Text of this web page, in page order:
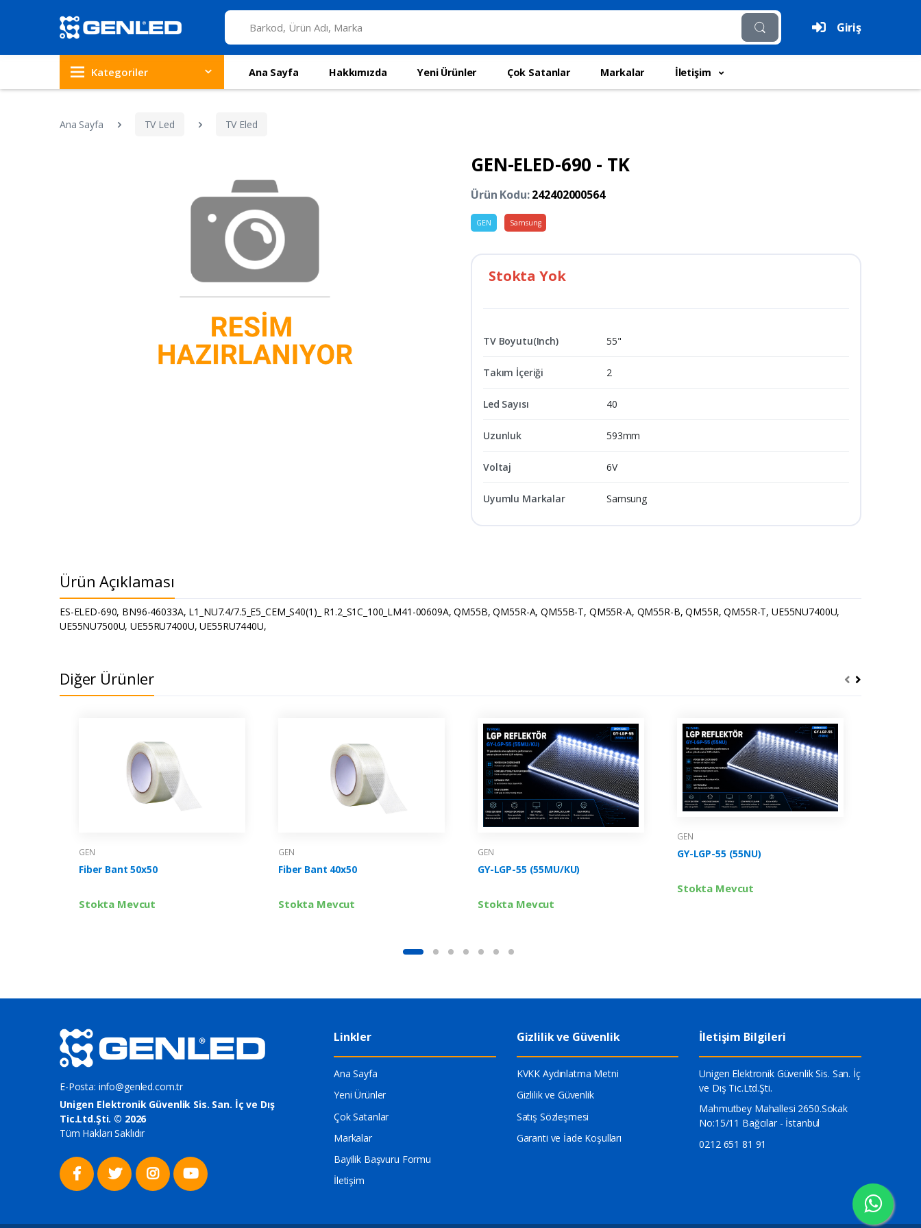
Giriş
Kategoriler Ana Sayfa Hakkımızda Yeni Ürünler Çok Satanlar Markalar İletişim
Ana Sayfa TV Led TV Eled
GEN-ELED-690 - TK
Ürün Kodu:242402000564
GEN Samsung
Stokta Yok
TV Boyutu(Inch) 55"
Takım İçeriği 2
Led Sayısı 40
Uzunluk 593mm
Voltaj 6V
Uyumlu Markalar Samsung
Ürün Açıklaması
ES-ELED-690, BN96-46033A, L1_NU7.4/7.5_E5_CEM_S40(1)_ R1.2_S1C_100_LM41-00609A, QM55B, QM55R-A, QM55B-T, QM55R-A, QM55R-B, QM55R, QM55R-T, UE55NU7400U,
UE55NU7500U, UE55RU7400U, UE55RU7440U,
Diğer Ürünler
GEN
Fiber Bant 50x50
Stokta Mevcut
GEN
Fiber Bant 40x50
Stokta Mevcut
GEN
GY-LGP-55 (55MU/KU)
Stokta Mevcut
GEN
GY-LGP-55 (55NU)
Stokta Mevcut
E-Posta: info@genled.com.tr
Unigen Elektronik Güvenlik Sis. San. İç ve Dış
Tic.Ltd.Şti. © 2026
Tüm Hakları Saklıdır
Linkler
Ana Sayfa
Yeni Ürünler
Çok Satanlar
Markalar
Bayilik Başvuru Formu
İletişim
Gizlilik ve Güvenlik
KVKK Aydınlatma Metni
Gizlilik ve Güvenlik
Satış Sözleşmesi
Garanti ve İade Koşulları
İletişim Bilgileri
Unigen Elektronik Güvenlik Sis. San. İç
ve Dış Tic.Ltd.Şti.
Mahmutbey Mahallesi 2650.Sokak
No:15/11 Bağcılar - İstanbul
0212 651 81 91